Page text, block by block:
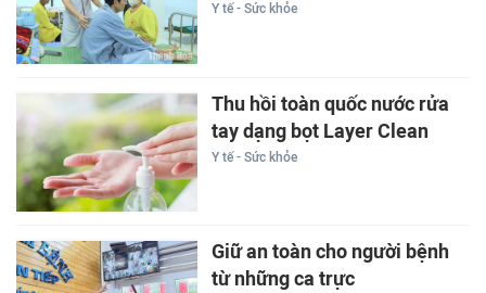
Y tế - Sức khỏe
Thu hồi toàn quốc nước rửa
tay dạng bọt Layer Clean
Y tế - Sức khỏe
Giữ an toàn cho người bệnh
từ những ca trực